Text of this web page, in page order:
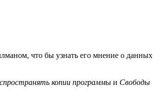
что бы узнать его мнение о данных
копии программы и Свободы